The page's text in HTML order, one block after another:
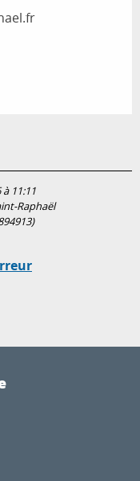
11:11
Raphaël
)